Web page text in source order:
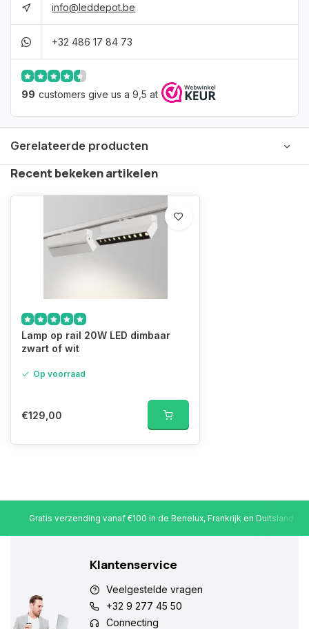
info@leddepot.be
+32 486 17 84 73
99 customers give us a 9,5 at
Gerelateerde producten
Recent bekeken artikelen
Lamp op rail 20W LED dimbaar
zwart of wit
Op voorraad
€129,00
Gratis verzending vanaf €100 in de Benelux, Frankrijk en Duitsland
Klantenservice
Veelgestelde vragen
+32 9 277 45 50
Connecting